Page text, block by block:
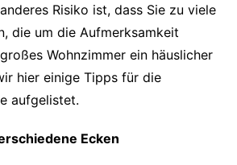
Risiko ist, dass Sie zu viele
die um die Aufmerksamkeit
Wohnzimmer ein häuslicher
hier einige Tipps für die
aufgelistet.
Ecken